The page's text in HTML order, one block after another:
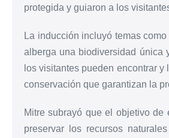
protegida y guiaron a los
La inducción incluyó temas
alberga una biodiversidad única
los visitantes pueden encontrar
conservación que garantizan la
Mitre subrayó que el objetivo
preservar los recursos